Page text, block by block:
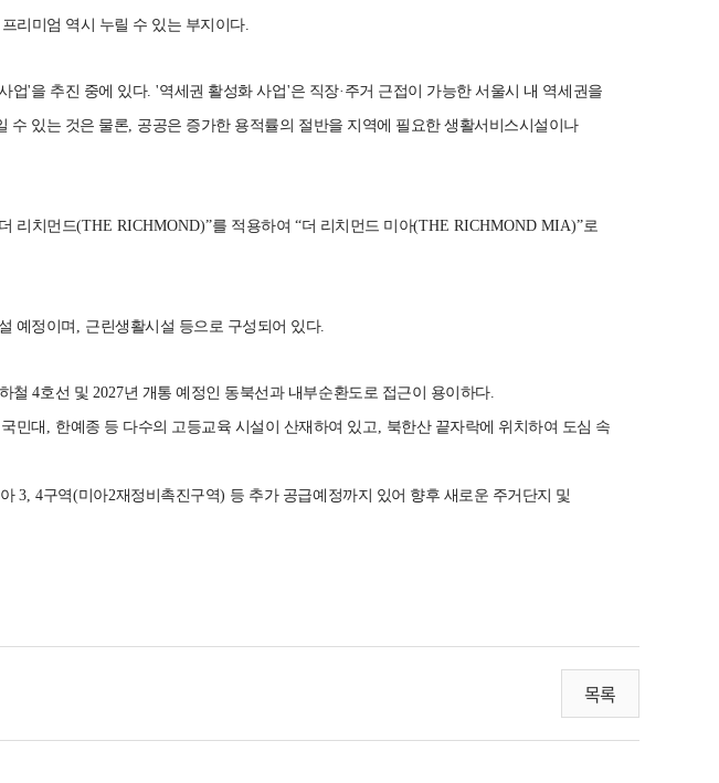
리미엄 역시 누릴 수 있는 부지이다.
업'을 추진 중에 있다. '역세권 활성화 사업'은 직장· 주거 근접이 가능한 서울시 내 역세권을
수 있는 것은 물론, 공공은 증가한 용적률의 절반을 지역에 필요한 생활서비스시설이나
더 리치먼드(THE RICHMOND)”를 적용하여 “더 리치먼드 미아(THE RICHMOND MIA)”로
예정이며 , 근린생활시설 등으로 구성되어 있다.
철4호선 및 2027년 개통 예정인 동북선과 내부순환도로 접근이 용이하다.
국민대 , 한예종 등 다수의 고등교육 시설이 산재하여 있고, 북한산 끝자락에 위치하여 도심 속
3, 4구역(미아2재정비촉진구역) 등 추가 공급예정까지 있어 향후 새로운 주거단지 및
목록